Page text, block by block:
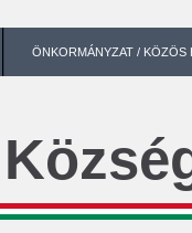
ÖNKORMÁNYZAT / KÖZÖS